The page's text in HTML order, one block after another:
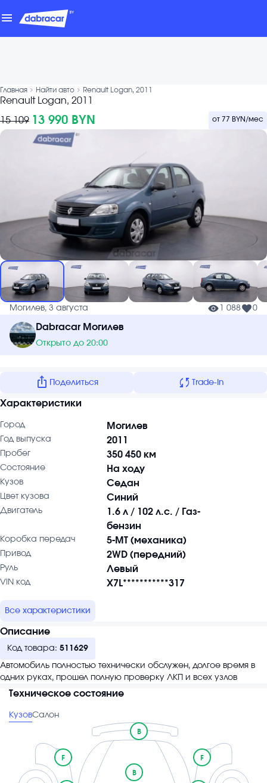
menu
Главная chevron_forward Найти авто chevron_forward Renault Logan, 2011
Renault Logan, 2011
15 109 13 990 BYN от 77 BYN /мес
Могилев, 3 августа 1 088 0
Dabracar Могилев
Открыто до 20:00
ios_share Поделиться sync Trade-In
Характеристики
Город Могилев
Год выпуска 2011
Пробег 350 450 км
Состояние На ходу
Кузов Седан
Цвет кузова Синий
Двигатель
1.6 л / 102 л.с. / Газ-
бензин
Коробка передач 5-MT (механика)
Привод 2WD (передний)
Руль Левый
VIN код X7L***********317
Все характеристики
Описание
Код товара: 511629
Автомобиль полностью технически обслужен, долгое время в
одних руках, прошел полную проверку ЛКП и всех узлов
Техническое состояние
КузовСалон
B
B
F F